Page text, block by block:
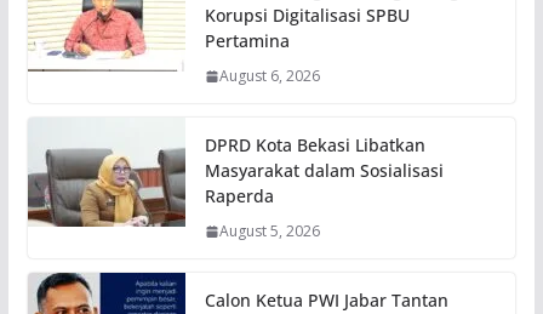
Korupsi Digitalisasi SPBU
Pertamina
August 6, 2026
DPRD Kota Bekasi Libatkan
Masyarakat dalam Sosialisasi
Raperda
August 5, 2026
Calon Ketua PWI Jabar Tantan